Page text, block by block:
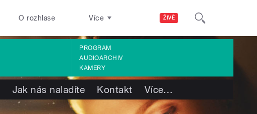
ŽIVĚ
O rozhlase Více
PROGRAM
AUDIOARCHIV
KAMERY
Jak nás naladíte Kontakt Více…